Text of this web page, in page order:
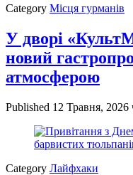
Category Місця гурманів
У дворі
новий
атмосферою
Published 12 Травня, 2026
Category Лайфхаки